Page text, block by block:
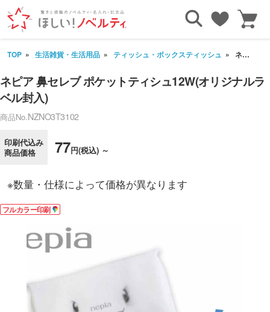
TOP 生活雑貨・生活用品 ティッシュ・ボックスティッシュ ネピア 鼻セレブ ポケットティシュ12W(オリジナルラベル封入)
ネピア 鼻セレブ ポケットティシュ12W(オリジナルラ
ベル封入)
商品No.NZNO3T3102
印刷代込み
商品価格
77円(税込) ～
※数量・仕様によって価格が異なります
フルカラー印刷